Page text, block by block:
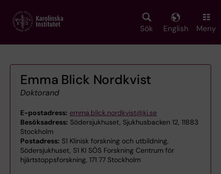
main
Sök English Meny
Emma Blick Nordkvist
Doktorand
E-postadress: emma.blick.nordkvist@ki.se
Besöksadress: Södersjukhuset, Sjukhusbacken 12, 11883
Stockholm
Postadress: S1 Klinisk forskning och utbildning,
Södersjukhuset, S1 KI SÖS Forskning Centrum för
hjärtstoppsforskning, 171 77 Stockholm